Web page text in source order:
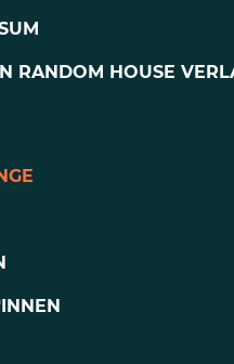
RANDOM HOUSE